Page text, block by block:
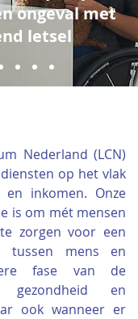
ongeval met
letsel
Nederland (LCN)
op het vlak
en inkomen. Onze
is om mét mensen
zorgen voor een
tussen mens en
fase van de
gezondheid en
ook wanneer er